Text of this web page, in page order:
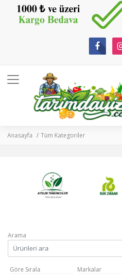
Anasayfa Tüm Kategoriler
Arama
Göre Sırala Markalar